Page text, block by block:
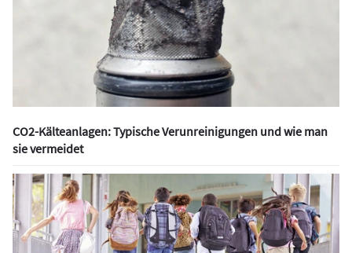
CO2-Kälteanlagen: Typische Verunreinigungen und wie man
sie vermeidet